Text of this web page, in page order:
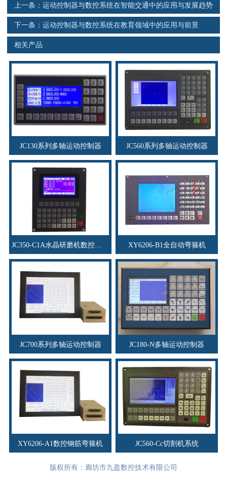
上一条： 运动控制器与数控系统在智能交通中的应用与发展趋势
下一条： 运动控制器与数控系统在教育领域中的应用与前景
相关产品
JC130系列多轴运动控制器 JC560系列多轴运动控制器
JC350-C1A水晶研磨机数控系统 XY6206-B1全自动弯箍机
JC700系列多轴运动控制器 JC180-N多轴运动控制器
XY6206-A1数控钢筋弯箍机 JC560-Cc切割机系统
版权所有：廊坊市九盈数控技术有限公司